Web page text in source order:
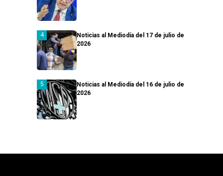
Noticias al Mediodía del 17 de julio de
2026
Noticias al Mediodía del 16 de julio de
2026